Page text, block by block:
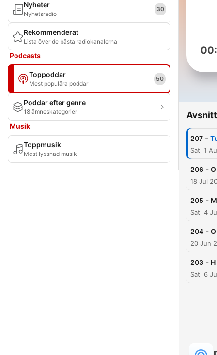
Nyheter
Nyhetsradio
30
Rekommenderat
Lista över de bästa radiokanalerna
Podcasts
Toppoddar
Mest populära poddar
50
Poddar efter genre
18 ämneskategorier
Musik
Toppmusik
Mest lyssnad musik
Avsnitt
207 -
Sat, 1
206 - Ο
18 Jul
205 -
Sat, 4
204 -
20 Jun
203 - Η
Sat, 6